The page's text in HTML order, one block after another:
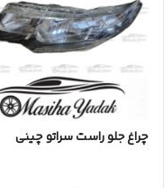
چراغ جلو راست سراتو چینی